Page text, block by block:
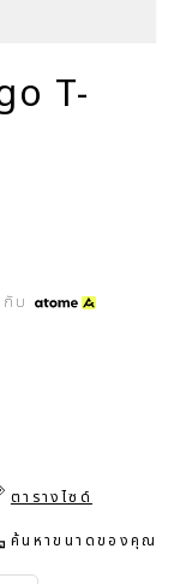
T-
กับ
ตารางไซด์
ค้นหาขนาดของคุณ